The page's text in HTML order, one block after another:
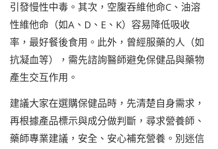
引發慢性中毒。其次，空腹吞維他命C、油溶
性維他命（如A、D、E、K）容易降低吸收
率，最好餐後食用。此外，曾經服藥的人（如
抗凝血等），需先諮詢醫師避免保健品與藥物
產生交互作用。
建議大家在選購保健品時，先清楚自身需求，
再根據產品標示與成分做判斷，尋求營養師、
藥師專業建議，安全、安心補充營養。別迷信